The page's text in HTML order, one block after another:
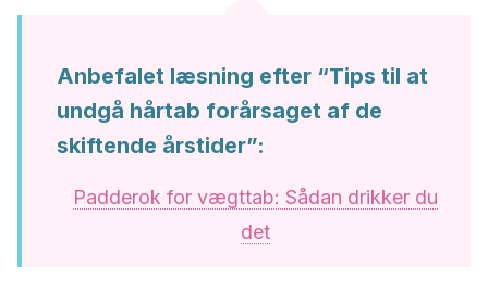
Anbefalet læsning efter “Tips til at
undgå hårtab forårsaget af de
skiftende årstider”:
Padderok for vægttab: Sådan drikker du
det